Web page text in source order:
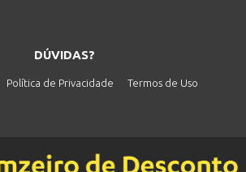
DÚVIDAS?
Política de Privacidade Termos de Uso